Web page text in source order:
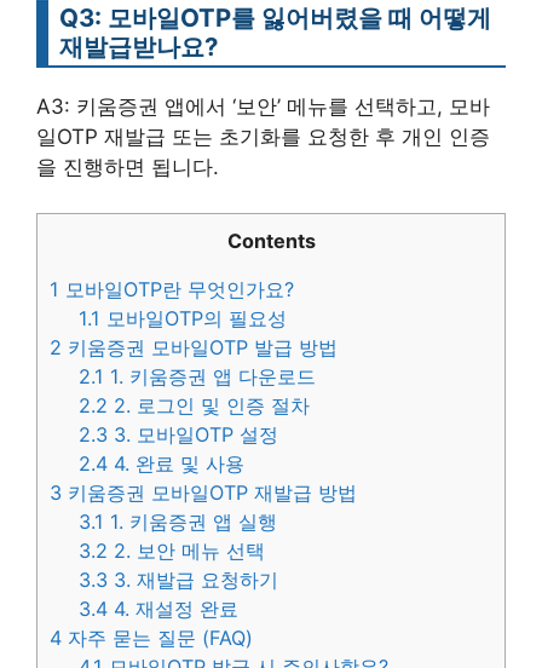
Q3: 모바일OTP를 잃어버렸을 때 어떻게
재발급받나요?
A3: 키움증권 앱에서 ‘보안’ 메뉴를 선택하고, 모바
일OTP 재발급 또는 초기화를 요청한 후 개인 인증
을 진행하면 됩니다.
Contents
1 모바일OTP란 무엇인가요?
1.1 모바일OTP의 필요성
2 키움증권 모바일OTP 발급 방법
2.1 1. 키움증권 앱 다운로드
2.2 2. 로그인 및 인증 절차
2.3 3. 모바일OTP 설정
2.4 4. 완료 및 사용
3 키움증권 모바일OTP 재발급 방법
3.1 1. 키움증권 앱 실행
3.2 2. 보안 메뉴 선택
3.3 3. 재발급 요청하기
3.4 4. 재설정 완료
4 자주 묻는 질문 (FAQ)